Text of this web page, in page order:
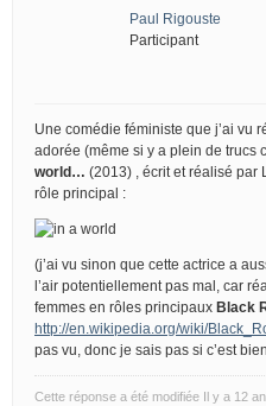
Paul Rigouste
Participant
Une comédie féministe que j’ai vu
adorée (même si y a plein de trucs
world… (2013) , écrit et réalisé par
rôle principal :
(j’ai vu sinon que cette actrice a
l’air potentiellement pas mal, car
femmes en rôles principaux Black
http://en.wikipedia.org/wiki/
pas vu, donc je sais pas si c’est
Cette réponse a été modifiée Il y a 12